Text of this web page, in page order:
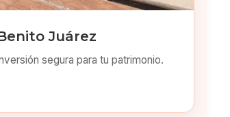
Juárez
segura para tu patrimonio.